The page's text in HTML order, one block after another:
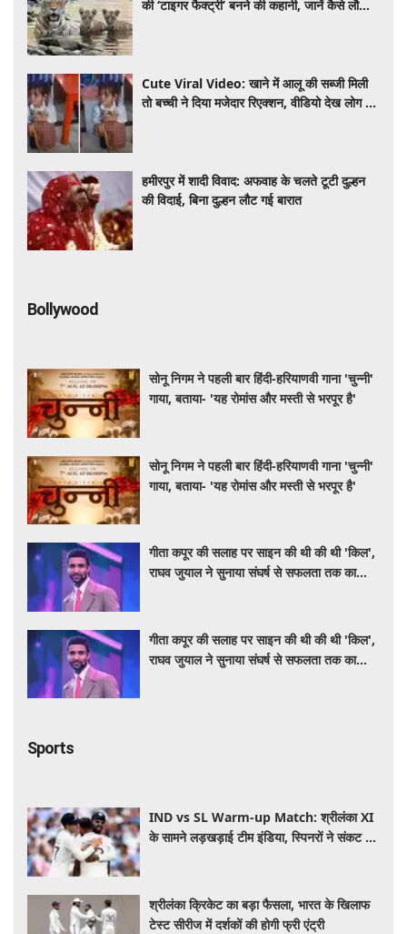
की ‘टाइगर फैक्ट्री’ बनने की कहानी, जानें कैसे लौटी
Cute Viral Video: खाने में आलू की सब्जी मिली
तो बच्ची ने दिया मजेदार रिएक्शन, वीडियो देख लोग हुए
हमीरपुर में शादी विवाद: अफवाह के चलते टूटी दुल्हन
की विदाई, बिना दुल्हन लौट गई बारात
Bollywood
सोनू निगम ने पहली बार हिंदी-हरियाणवी गाना 'चुन्नी'
गाया, बताया- 'यह रोमांस और मस्ती से भरपूर है'
सोनू निगम ने पहली बार हिंदी-हरियाणवी गाना 'चुन्नी'
गाया, बताया- 'यह रोमांस और मस्ती से भरपूर है'
गीता कपूर की सलाह पर साइन की थी की थी 'किल',
राघव जुयाल ने सुनाया संघर्ष से सफलता तक का
गीता कपूर की सलाह पर साइन की थी की थी 'किल',
राघव जुयाल ने सुनाया संघर्ष से सफलता तक का
Sports
IND vs SL Warm-up Match: श्रीलंका XI
के सामने लड़खड़ाई टीम इंडिया, स्पिनरों ने संकट में
श्रीलंका क्रिकेट का बड़ा फैसला, भारत के खिलाफ
टेस्ट सीरीज में दर्शकों की होगी फ्री एंट्री